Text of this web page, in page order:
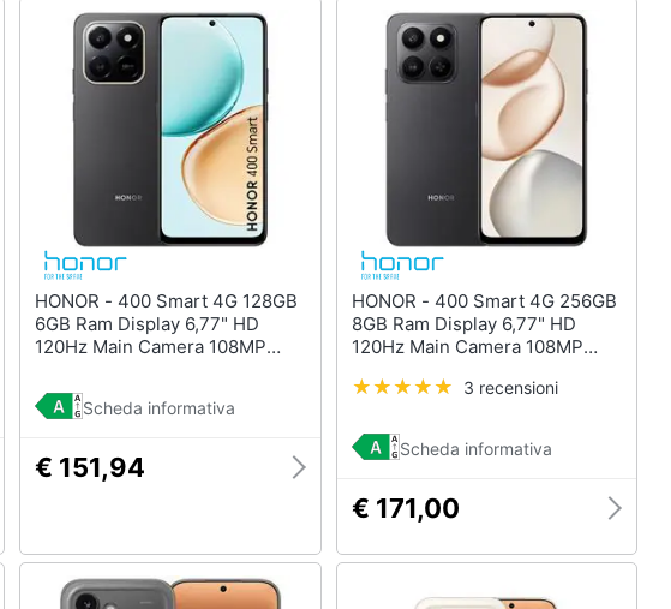
HONOR - 400 Smart 4G 128GB
6GB Ram Display 6,77" HD
120Hz Main Camera 108MP
Snapdragon 685 Android
6500mAh Velvet Black
Scheda informativa
€ 151,94
HONOR - 400 Smart 4G 256GB
8GB Ram Display 6,77" HD
120Hz Main Camera 108MP
Snapdragon 6s Gen 3 Android
3 recensioni
Scheda informativa
€ 171,00